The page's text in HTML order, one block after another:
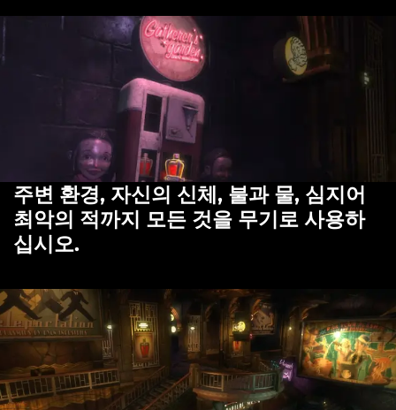
주변 환경, 자신의 신체, 불과 물, 심지어
최악의 적까지 모든 것을 무기로 사용하
십시오.